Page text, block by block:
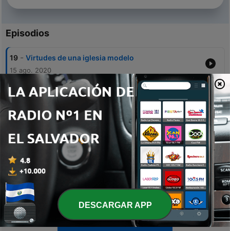
Episodios
19 - Virtudes de una iglesia modelo
15 ago. 2020
18 - Un buen criterio dentro de la iglesia
15 ago. 2020
17 - Síntomas de una iglesia enferma
15 ago. 2020
16 - Regreso al futuro
15 ago. 2020
15 - La visión del Cristo glorificado
15 ago. 2020 DESCARGAR APP